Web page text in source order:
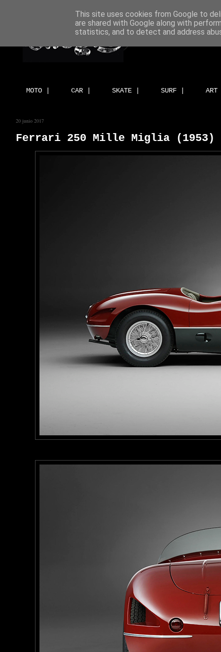
MOTO | CAR | SKATE | SURF |
20 junio 2017
Ferrari 250 Mille Miglia (1953)
This site uses cookies from Google to
are shared with Google along with
statistics, and to detect and address